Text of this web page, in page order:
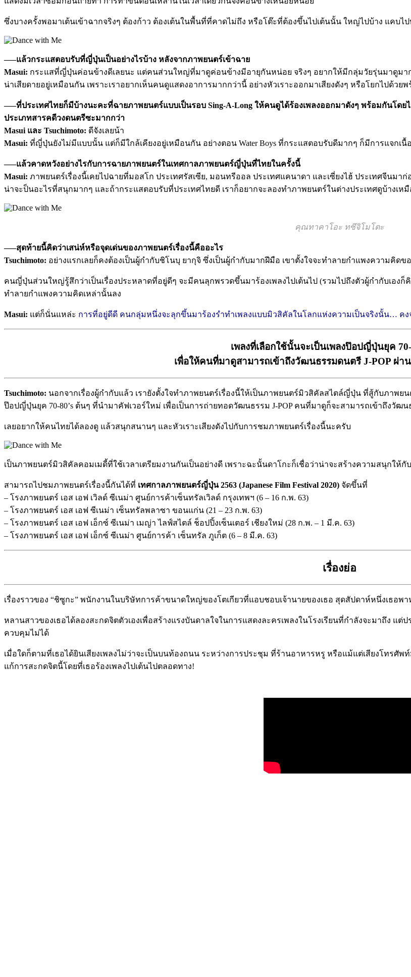
ซึ่งบางครั้งพอมาเต้นเข้าฉากจริงๆ ต้องก้าว ต้องเต้นในพื้นที่ที่คาดไม่ถึง หรือโต๊ะที่ต้องขึ้นไปเต้นนั้น ใหญ่ไปบ้าง แคบ
—–แล้วกระแสตอบรับที่ญี่ปุ่นเป็นอย่างไรบ้าง หลังจากภาพยนตร์เข้าฉาย
Masui: กระแสที่ญี่ปุ่นค่อนข้างดีเลยนะ แต่คนส่วนใหญ่ที่มาดูค่อนข้างมีอายุกันหน่อย จริงๆ อยากให้มีกลุ่มวัยรุ่นมาดูมา
น่าเสียดายอยู่เหมือนกัน เพราะเราอยากเห็นคนดูแสดงอาการมากกว่านี้ อย่างหัวเราะออกมาเสียงดังๆ หรือโยกไปด้ว
—–ที่ประเทศไทยก็มีบ้างนะคะที่ฉายภาพยนตร์แบบเป็นรอบ Sing-A-Long ให้คนดูได้ร้องเพลงออกมาดังๆ พร้อมกันโ
ประเภทสารคดีวงดนตรีซะมากกว่า
Masui และ Tsuchimoto: ดีจังเลยน้า
Masui: ที่ญี่ปุ่นยังไม่มีแบบนั้น แต่ก็มีใกล้เคียงอยู่เหมือนกัน อย่างตอน Water Boys ที่กระแสตอบรับดีมากๆ ก็มีการแจกเ
—–แล้วคาดหวังอย่างไรกับการฉายภาพยนตร์ในเทศกาลภาพยนตร์ญี่ปุ่นที่ไทยในครั้งนี้
Masui: ภาพยนตร์เรื่องนี้เคยไปฉายที่มอสโก ประเทศรัสเซีย, มอนทรีออล ประเทศแคนาดา และเซี่ยงไฮ้ ประเทศจีนม
น่าจะป็นอะไรที่สนุกมากๆ และถ้ากระแสตอบรับที่ประเทศไทยดี เราก็อยากจะลองทำภาพยนตร์ในต่างประเทศดูบ้างเห
คุณทาคาโอะ ทซึจิโมโตะ
—–สุดท้ายนี้คิดว่าเสน่ห์หรือจุดเด่นของภาพยนตร์เรื่องนี้คืออะไร
Tsuchimoto: อย่างแรกเลยก็คงต้องเป็นผู้กำกับชิโนบุ ยากุจิ ซึ่งเป็นผู้กำกับมากฝีมือ เขาตั้งใจจะทำลายกำแพงความคิ
คนญี่ปุ่นส่วนใหญ่รู้สึกว่าเป็นเรื่องประหลาดที่อยู่ดีๆ จะมีคนลุกพรวดขึ้นมาร้องเพลงไปเต้นไป (รวมไปถึงตัวผู้กำกับเอง
ทำลายกำแพงความคิดเหล่านั้นลง
Masui: แต่ก็นั่นแหล่ะ การที่อยู่ดีดี คนกลุ่มหนึ่งจะลุกขึ้นมาร้องรำทำเพลงแบบมิวสิคัลในโลกแห่งความเป็นจริงนั้น… คง
เพลงที่เลือกใช้นั้นจะเป็นเพลงป๊อปญี่ปุ่นยุค
เพื่อให้คนที่มาดูสามารถเข้าถึงวัฒนธรรมดนตรี J-POP ผ่า
Tsuchimoto: นอกจากเรื่องผู้กำกับแล้ว เรายังตั้งใจทำภาพยนตร์เรื่องนี้ให้เป็นภาพยนตร์มิวสิคัลสไตล์ญี่ปุ่น ที่สู้กับภาพย
ป๊อปญี่ปุ่นยุค 70-80’s ต้นๆ ที่นำมาคัฟเวอร์ใหม่ เพื่อเป็นการถ่ายทอดวัฒนธรรม J-POP คนที่มาดูก็จะสามารถเข้าถึงวัฒ
เลยอยากให้คนไทยได้ลองดู แล้วสนุกสนานๆ และหัวเราะเสียงดังไปกับการชมภาพยนตร์เรื่องนี้นะครับ
เป็นภาพยนตร์มิวสิคัลคอมเมดี้ที่ใช้เวลาเตรียมงานกันเป็นอย่างดี เพราะฉะนั้นดาโกะก็เชื่อว่าน่าจะสร้างความสนุกให้กั
สามารถไปชมภาพยนตร์เรื่องนี้กันได้ที่ เทศกาลภาพยนตร์ญี่ปุ่น 2563 (Japanese Film Festival 2020) จัดขึ้นที่
– โรงภาพยนตร์ เอส เอฟ เวิลด์ ซีเนม่า ศูนย์การค้าเซ็นทรัลเวิลด์ กรุงเทพฯ (6 – 16 ก.พ. 63)
– โรงภาพยนตร์ เอส เอฟ ซีเนม่า เซ็นทรัลพลาซา ขอนแก่น (21 – 23 ก.พ. 63)
– โรงภาพยนตร์ เอส เอฟ เอ็กซ์ ซีเนม่า เมญ่า ไลฟ์สไตล์ ช็อปปิ้งเซ็นเตอร์ เชียงใหม่ (28 ก.พ. – 1 มี.ค. 63)
– โรงภาพยนตร์ เอส เอฟ เอ็กซ์ ซีเนม่า ศูนย์การค้า เซ็นทรัล ภูเก็ต (6 – 8 มี.ค. 63)
เรื่องย่อ
เรื่องราวของ “ชิซูกะ” พนักงานในบริษัทการค้าขนาดใหญ่ของโตเกียวที่แอบชอบเจ้านายของเธอ สุดสัปดาห์หนึ่งเธอพ
หลานสาวของเธอได้ลองสะกดจิตตัวเองเพื่อสร้างแรงบันดาลใจในการแสดงละครเพลงในโรงเรียนที่กำลังจะมาถึง แ
ควบคุมไม่ได้
เมื่อใดก็ตามที่เธอได้ยินเสียงเพลงไม่ว่าจะเป็นบนท้องถนน ระหว่างการประชุม ที่ร้านอาหารหรู หรือแม้แต่เสียงโทร
แก้การสะกดจิตนี้โดยที่เธอร้องเพลงไปเต้นไปตลอดทาง!